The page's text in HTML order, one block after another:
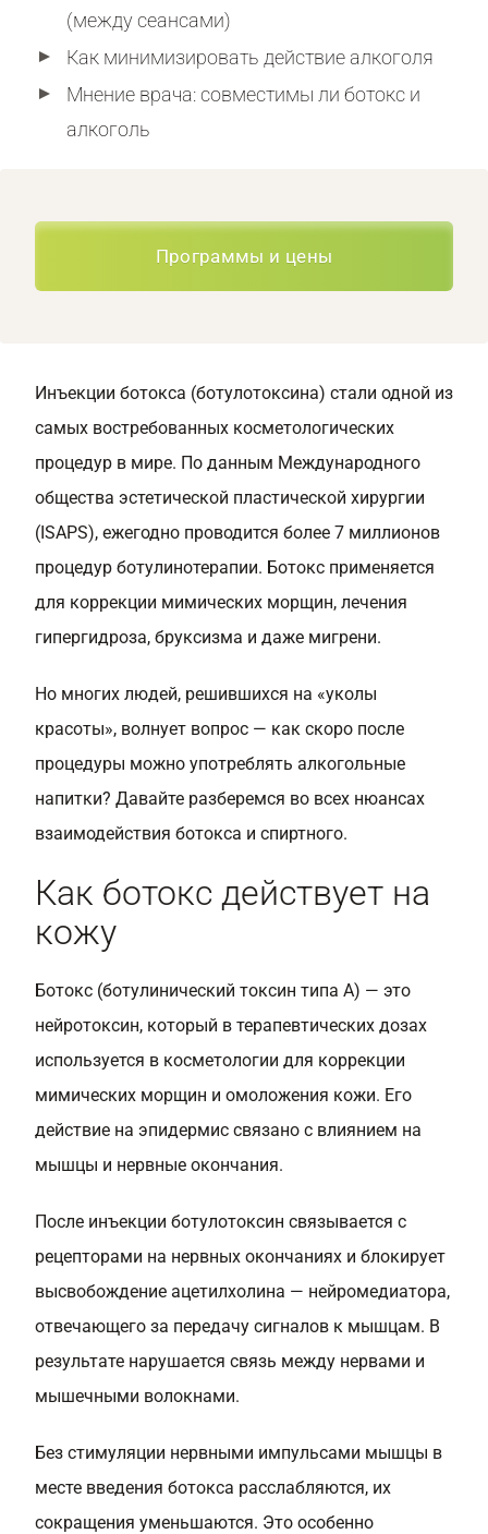
(между сеансами)
Как минимизировать действие алкоголя
Мнение врача: совместимы ли ботокс и
алкоголь
Программы и цены
Инъекции ботокса (ботулотоксина) стали одной из
самых востребованных косметологических
процедур в мире. По данным Международного
общества эстетической пластической хирургии
(ISAPS), ежегодно проводится более 7 миллионов
процедур ботулинотерапии. Ботокс применяется
для коррекции мимических морщин, лечения
гипергидроза, бруксизма и даже мигрени.
Но многих людей, решившихся на «уколы
красоты», волнует вопрос — как скоро после
процедуры можно употреблять алкогольные
напитки? Давайте разберемся во всех нюансах
взаимодействия ботокса и спиртного.
Как ботокс действует на
кожу
Ботокс (ботулинический токсин типа А) — это
нейротоксин, который в терапевтических дозах
используется в косметологии для коррекции
мимических морщин и омоложения кожи. Его
действие на эпидермис связано с влиянием на
мышцы и нервные окончания.
После инъекции ботулотоксин связывается с
рецепторами на нервных окончаниях и блокирует
высвобождение ацетилхолина — нейромедиатора,
отвечающего за передачу сигналов к мышцам. В
результате нарушается связь между нервами и
мышечными волокнами.
Без стимуляции нервными импульсами мышцы в
месте введения ботокса расслабляются, их
сокращения уменьшаются. Это особенно